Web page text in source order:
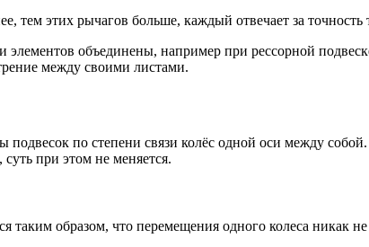
тем этих рычагов больше, каждый отвечает за точность
объединены, например при рессорной
между своими листами.
подвесок по степени связи колёс одной оси между
при этом не меняется.
образом, что перемещения одного колеса никак